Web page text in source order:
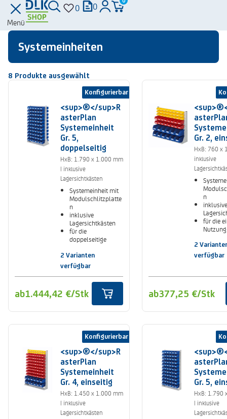
Menü
0 0
Systemeinheiten
8 Produkte ausgewählt
Konfigurierbar
<sup>®</sup>R
asterPlan
Systemeinheit
Gr. 5,
doppelseitig
HxB: 1.790 x 1.000 mm
| inklusive
Lagersichtkästen
Systemeinheit mit
Modulschlitzplatte
n
inklusive
Lagersichtkästen
für die
doppelseitige
2 Varianten
verfügbar
ab1.444,42 €/Stk
Gr. 2,
HxB: 760 x
inklusive
n
inklusive
für die
Nutzung
2
verfügbar
ab377,25 €/Stk
Konfigurierbar
<sup>®</sup>R
asterPlan
Systemeinheit
Gr. 4, einseitig
HxB: 1.450 x 1.000 mm
| inklusive
Lagersichtkästen
Gr. 5,
HxB: 1.790
| inklusive